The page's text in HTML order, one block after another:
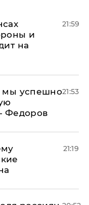
и
на
21:59
мы успешно
Федоров
21:53
21:19